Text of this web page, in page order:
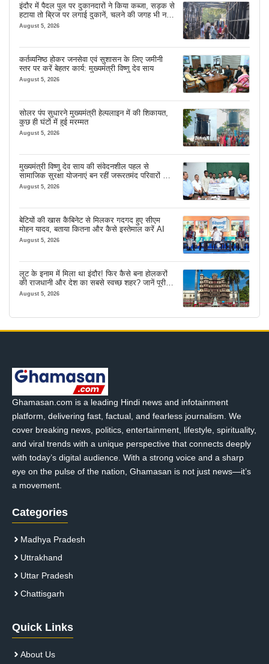
इंदौर में पैदल पुल पर दुकानदारों ने किया कब्जा, सड़क से
हटाया तो ब्रिज पर लगाई दुकानें, चलने की जगह भी नहीं
मिल रही
August 5, 2026
कर्तव्यनिष्ठ होकर जनसेवा एवं सुशासन के लिए जमीनी
स्तर पर करें बेहतर कार्य: मुख्यमंत्री विष्णु देव साय
August 5, 2026
सोलर पंप सुधारने मुख्यमंत्री हेल्पलाइन में की शिकायत,
कुछ ही घंटों में हुई मरम्मत
August 5, 2026
मुख्यमंत्री विष्णु देव साय की संवेदनशील पहल से
सामाजिक सुरक्षा योजनाएं बन रहीं जरूरतमंद परिवारों का
मजबूत सहारा
August 5, 2026
बेटियों की खास कैबिनेट से मिलकर गदगद हुए सीएम
मोहन यादव, बताया कितना और कैसे इस्तेमाल करें AI
August 5, 2026
लूट के इनाम में मिला था इंदौर! फिर कैसे बना होलकरों
की राजधानी और देश का सबसे स्वच्छ शहर? जानें पूरी
कहानी
August 5, 2026
Ghamasan.com is a leading Hindi news and infotainment
platform, delivering fast, factual, and fearless journalism. We
cover breaking news, politics, entertainment, lifestyle, spirituality,
and viral trends with a unique perspective that connects deeply
with today’s digital audience. With a strong voice and a sharp
eye on the pulse of the nation, Ghamasan is not just news—it’s
a movement.
Categories
Madhya Pradesh
Uttrakhand
Uttar Pradesh
Chattisgarh
Quick Links
About Us